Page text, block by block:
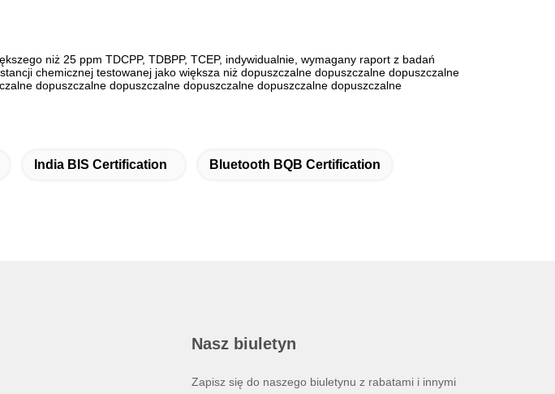
niż 25 ppm TDCPP, TDBPP, TCEP, indywidualnie, wymagany raport z badań
chemicznej testowanej jako większa niż dopuszczalne dopuszczalne dopuszczalne
dopuszczalne dopuszczalne dopuszczalne dopuszczalne dopuszczalne
India BIS Certification Bluetooth BQB Certification
Nasz biuletyn
Zapisz się do naszego biuletynu z rabatami i innymi